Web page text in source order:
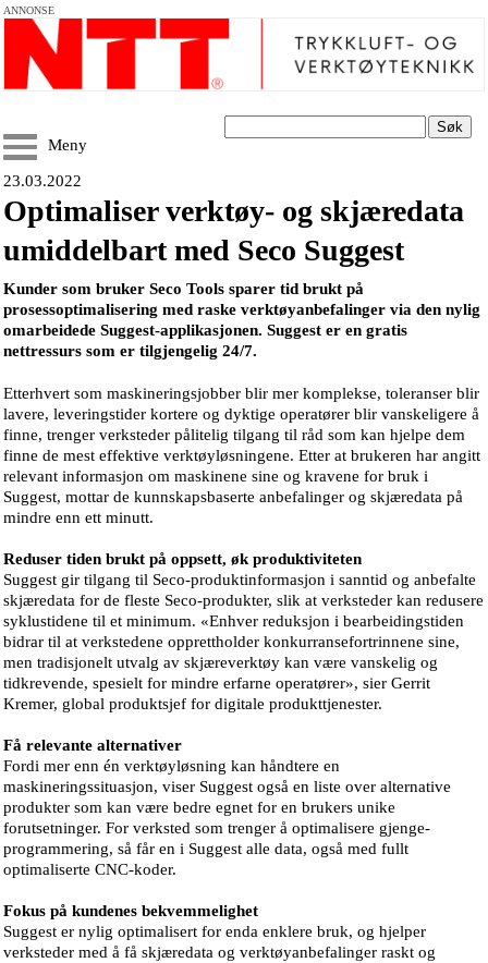
ANNONSE
Søk
Meny
23.03.2022
Optimaliser verktøy- og skjæredata
umiddelbart med Seco Suggest
Kunder som bruker Seco Tools sparer tid brukt på
prosessoptimalisering med raske verktøyanbefalinger via den nylig
omarbeidede Suggest-applikasjonen. Suggest er en gratis
nettressurs som er tilgjengelig 24/7.
Etterhvert som maskineringsjobber blir mer komplekse, toleranser blir
lavere, leveringstider kortere og dyktige operatører blir vanskeligere å
finne, trenger verksteder pålitelig tilgang til råd som kan hjelpe dem
finne de mest effektive verktøyløsningene. Etter at brukeren har angitt
relevant informasjon om maskinene sine og kravene for bruk i
Suggest, mottar de kunnskapsbaserte anbefalinger og skjæredata på
mindre enn ett minutt.
Reduser tiden brukt på oppsett, øk produktiviteten
Suggest gir tilgang til Seco-produktinformasjon i sanntid og anbefalte
skjæredata for de fleste Seco-produkter, slik at verksteder kan redusere
syklustidene til et minimum. «Enhver reduksjon i bearbeidingstiden
bidrar til at verkstedene opprettholder konkurransefortrinnene sine,
men tradisjonelt utvalg av skjæreverktøy kan være vanskelig og
tidkrevende, spesielt for mindre erfarne operatører», sier Gerrit
Kremer, global produktsjef for digitale produkttjenester.
Få relevante alternativer
Fordi mer enn én verktøyløsning kan håndtere en
maskineringssituasjon, viser Suggest også en liste over alternative
produkter som kan være bedre egnet for en brukers unike
forutsetninger. For verksted som trenger å optimalisere gjenge-
programmering, så får en i Suggest alle data, også med fullt
optimaliserte CNC-koder.
Fokus på kundenes bekvemmelighet
Suggest er nylig optimalisert for enda enklere bruk, og hjelper
verksteder med å få skjæredata og verktøyanbefalinger raskt og